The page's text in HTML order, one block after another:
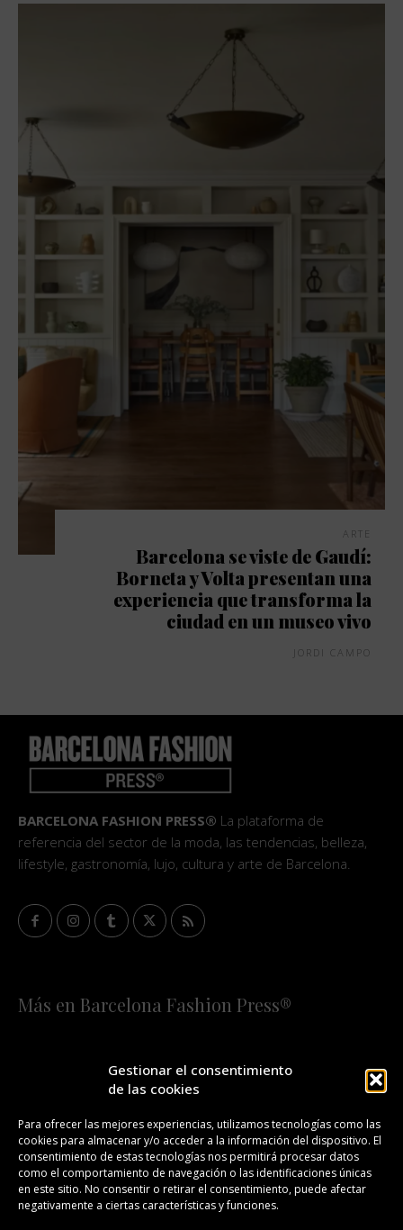
Gestionar el consentimiento
de las cookies
Para ofrecer las mejores experiencias, utilizamos tecnologías como las
cookies para almacenar y/o acceder a la información del dispositivo. El
consentimiento de estas tecnologías nos permitirá procesar datos
como el comportamiento de navegación o las identificaciones únicas
en este sitio. No consentir o retirar el consentimiento, puede afectar
negativamente a ciertas características y funciones.
ARTE
Barcelona se viste de Gaudí:
Borneta y Volta presentan una
experiencia que transforma la
ciudad en un museo vivo
JORDI CAMPO
BARCELONA FASHION PRESS® La plataforma de
referencia del sector de la moda, las tendencias, belleza,
lifestyle, gastronomía, lujo, cultura y arte de Barcelona.
Más en Barcelona Fashion Press®
¡SUSCRÍBETE A NUESTRA FASHION NEWS!
CONTACTO REDACCIÓN PUBLICIDAD
ISSN 2385-4839 DL B 27443-2014